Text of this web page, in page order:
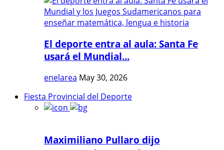
El deporte entra al aula: Santa Fe
usará el Mundial...
enelarea May 30, 2026
Fiesta Provincial del Deporte
Maximiliano Pullaro dijo